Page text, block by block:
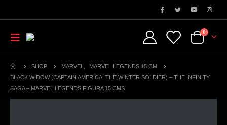
0
SHOP MARVEL
MARVEL LEGENDS 15 CM
BLACK WIDOW (CAPTAIN AMERICA: THE WINTER SOLDIER) – THE INFINITY
SAGA – MARVEL LEGENDS FIGURA 15 CMS